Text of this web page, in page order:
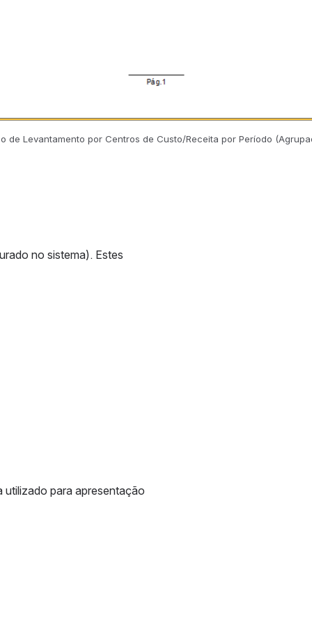
de Levantamento por Centros de Custo/Receita por Período
no sistema). Estes
para apresentação